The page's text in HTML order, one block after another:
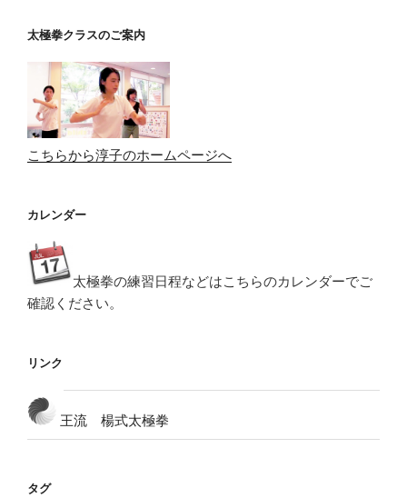
ー
ョ
ン
太極拳クラスのご案内
こちらから淳子のホームページへ
カレンダー
太極拳の練習日程などはこちらのカレンダーでご
確認ください。
リンク
王流 楊式太極拳
タグ